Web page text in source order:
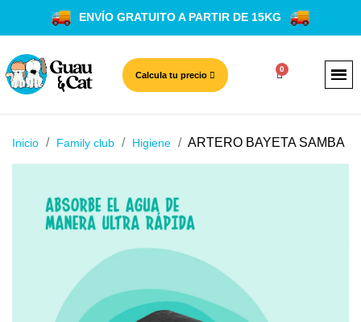
ENVÍO GRATUITO A PARTIR DE 15KG
Calcula tu precio
Inicio Family club Higiene ARTERO BAYETA SAMBA